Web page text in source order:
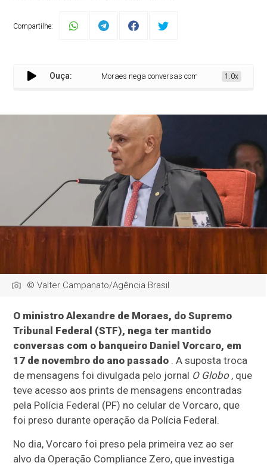
Compartilhe:
Ouça: Moraes nega conversas com Vorcaro no dia em que
1.0x
© Valter Campanato/Agência Brasil
O ministro Alexandre de Moraes, do Supremo
Tribunal Federal (STF), nega ter mantido
conversas com o banqueiro Daniel Vorcaro, em
17 de novembro do ano passado .A suposta troca
de mensagens foi divulgada pelo jornal O Globo, que
teve acesso aos prints de mensagens encontradas
pela Polícia Federal (PF) no celular de Vorcaro, que
foi preso durante operação da Polícia Federal.
No dia, Vorcaro foi preso pela primeira vez ao ser
alvo da Operação Compliance Zero, que investiga